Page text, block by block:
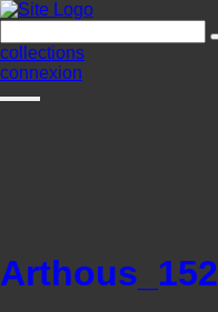
collections
connexion
Arthous_152